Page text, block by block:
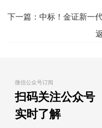
交易建设项目
下一篇： 中标！金证新一
微信公众号订阅
扫码关注公众号
实时了解